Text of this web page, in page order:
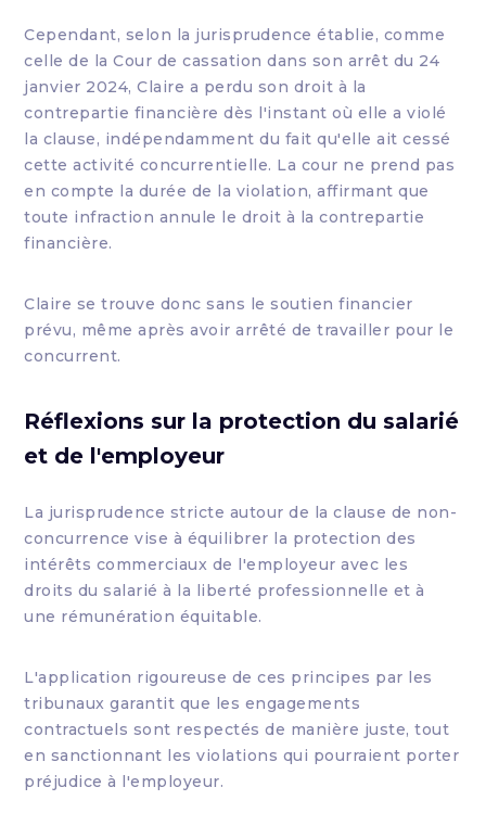
Cependant, selon la jurisprudence établie, comme
celle de la Cour de cassation dans son arrêt du 24
janvier 2024, Claire a perdu son droit à la
contrepartie financière dès l'instant où elle a violé
la clause, indépendamment du fait qu'elle ait cessé
cette activité concurrentielle. La cour ne prend pas
en compte la durée de la violation, affirmant que
toute infraction annule le droit à la contrepartie
financière.
Claire se trouve donc sans le soutien financier
prévu, même après avoir arrêté de travailler pour le
concurrent.
Réflexions sur la protection du salarié
et de l'employeur
La jurisprudence stricte autour de la clause de non-
concurrence vise à équilibrer la protection des
intérêts commerciaux de l'employeur avec les
droits du salarié à la liberté professionnelle et à
une rémunération équitable.
L'application rigoureuse de ces principes par les
tribunaux garantit que les engagements
contractuels sont respectés de manière juste, tout
en sanctionnant les violations qui pourraient porter
préjudice à l'employeur.